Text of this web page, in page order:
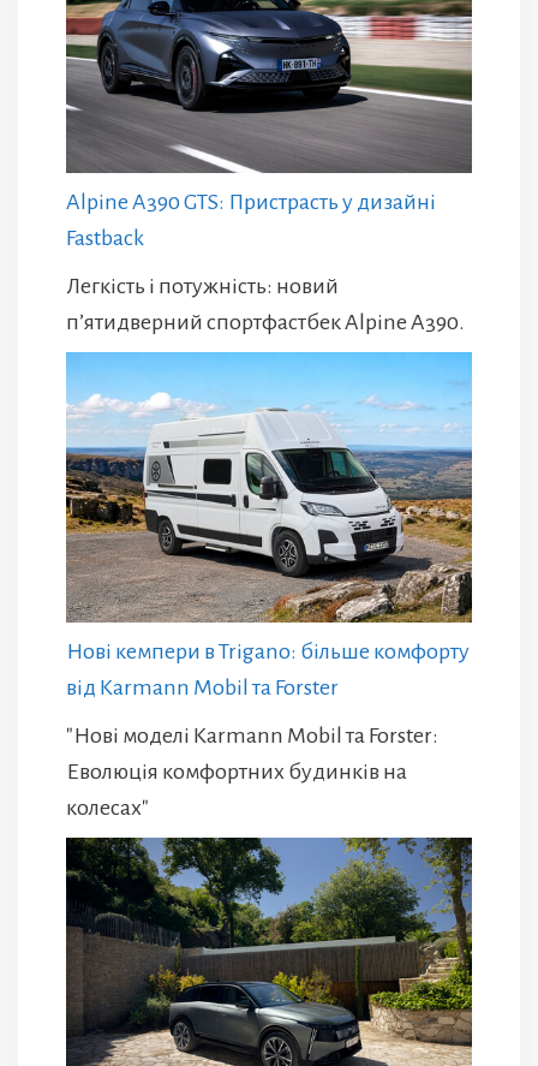
Alpine A390 GTS: Пристрасть у дизайні
Fastback
Легкість і потужність: новий
п’ятидверний спортфастбек Alpine A390.
Нові кемпери в Trigano: більше комфорту
від Karmann Mobil та Forster
"Нові моделі Karmann Mobil та Forster:
Еволюція комфортних будинків на
колесах"